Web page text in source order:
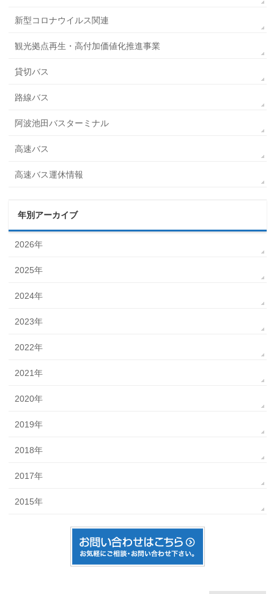
新型コロナウイルス関連
観光拠点再生・高付加価値化推進事業
貸切バス
路線バス
阿波池田バスターミナル
高速バス
高速バス運休情報
年別アーカイブ
2026年
2025年
2024年
2023年
2022年
2021年
2020年
2019年
2018年
2017年
2015年